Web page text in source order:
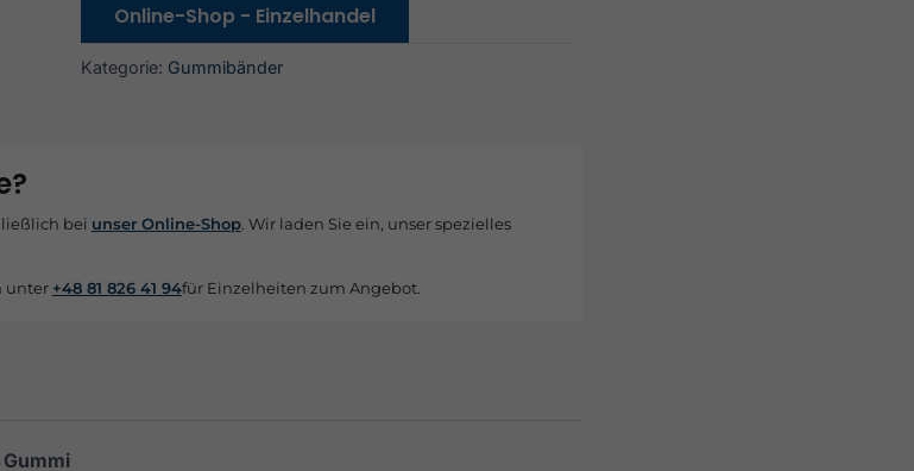
Online-Shop - Einzelhandel
Kategorie: Gummibänder
bei unser Online-Shop. Wir laden Sie ein, unser spezielles
unter +48 81 826 41 94für Einzelheiten zum Angebot.